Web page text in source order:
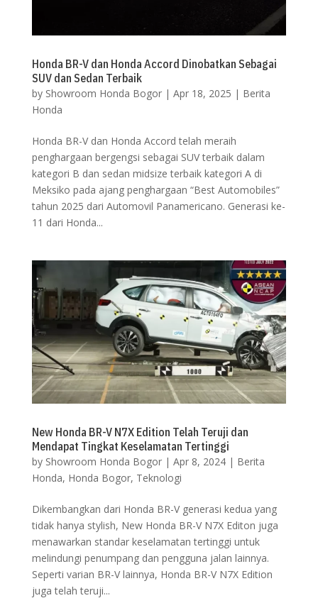
Honda BR-V dan Honda Accord Dinobatkan Sebagai
SUV dan Sedan Terbaik
by Showroom Honda Bogor| Apr 18, 2025 | Berita
Honda
Honda BR-V dan Honda Accord telah meraih
penghargaan bergengsi sebagai SUV terbaik dalam
kategori B dan sedan midsize terbaik kategori A di
Meksiko pada ajang penghargaan “Best Automobiles”
tahun 2025 dari Automovil Panamericano. Generasi ke-
11 dari Honda...
New Honda BR-V N7X Edition Telah Teruji dan
Mendapat Tingkat Keselamatan Tertinggi
by Showroom Honda Bogor| Apr 8, 2024| Berita
Honda, Honda Bogor, Teknologi
Dikembangkan dari Honda BR-V generasi kedua yang
tidak hanya stylish, New Honda BR-V N7X Editon juga
menawarkan standar keselamatan tertinggi untuk
melindungi penumpang dan pengguna jalan lainnya.
Seperti varian BR-V lainnya, Honda BR-V N7X Edition
juga telah teruji...